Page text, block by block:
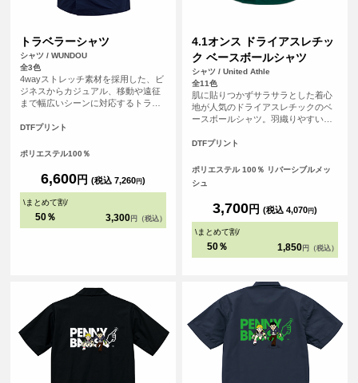
トラベラーシャツ
シャツ / WUNDOU
全3色
4wayストレッチ素材を採用した、ビ
ジネスからカジュアル、移動や遠征
まで幅広いシーンに対応するトラベ
用でもストレスを感じにくく、快適
ポリエステル100％を使用し、吸汗速
でもさらりとした着用感を実現。 ※
お客様の閲覧環境により、商品の色
が実際と異なって見える場合がござ
DTFプリント
ポリエステル100％
6,600円 (税込 7,260円)
\まとめて割/
50％ 3,300 円（税込）
4.1オンス ドライアスレチッ
ク ベースボールシャツ
シャツ / United Athle
全11色
肌に貼りつかずサラサラとした着心
地が人気のドライアスレチックのベ
ースボールシャツ。羽織りやすい前
ルもしやすく様々なシーンで活躍で
な印象と、ドライシリーズ特有のキ
レイな発色も特長です。充実のサイ
ベントアイテムにも最適な1枚です。
世界に1つだけの自分たちのオリジナ
ルのユニフォームを簡単に作成でき
ます！
DTFプリント
ポリエステル 100％ リバーシブルメッ
シュ
3,700円 (税込 4,070円)
\まとめて割/
50％ 1,850 円（税込）